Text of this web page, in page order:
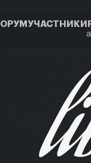
УЧАСТНИКИ